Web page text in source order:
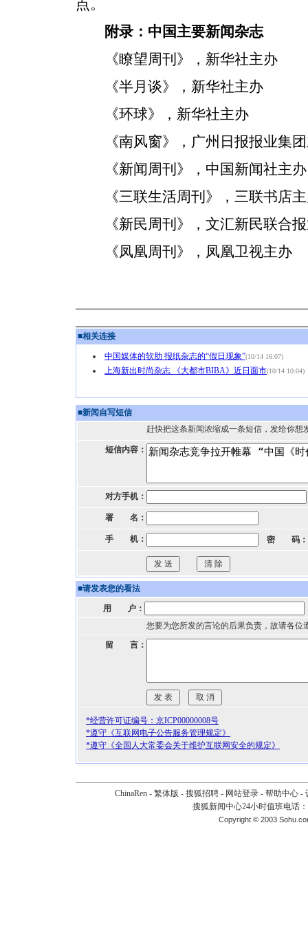
点。
附录：中国主要新闻杂志
《瞭望周刊》，新华社主办
《半月谈》，新华社主办
《环球》，新华社主办
《南风窗》，广州日报报业集团
《新闻周刊》，中国新闻社主办
《三联生活周刊》，三联书店主
《新民周刊》，文汇新民联合报
《凤凰周刊》，凤凰卫视主办
■相关连接
中国媒体的软肋 报纸杂志的“假日现象”(10/14 16:07)
上海新出时尚杂志 《大都市BIBA》近日面市(10/14 10:04)
■新闻自写短信
赶快把这条新闻浓缩成一条短信，发给你想
短信内容：
对方手机：
署 名：
手 机： 密 码：
■请发表您的看法
用 户：
您要为您所发的言论的后果负责，故请各位
留 言：
*经营许可证编号：京ICP00000008号
*遵守《互联网电子公告服务管理规定》
*遵守《全国人大常委会关于维护互联网安全的规定》
ChinaRen - 繁体版 - 搜狐招聘 - 网站登录 - 帮助中心 -
搜狐新闻中心24小时值班电话
Copyright © 2003